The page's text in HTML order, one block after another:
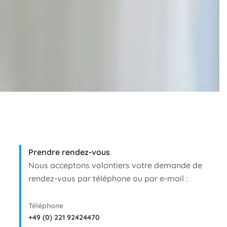
Prendre rendez-vous
Nous acceptons volontiers votre demande de
rendez-vous par téléphone ou par e-mail :
Téléphone
+49 (0) 221 92424470